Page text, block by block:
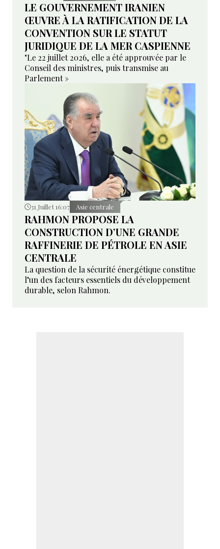
LE GOUVERNEMENT IRANIEN
ŒUVRE À LA RATIFICATION DE LA
CONVENTION SUR LE STATUT
JURIDIQUE DE LA MER CASPIENNE
"Le 22 juillet 2026, elle a été approuvée par le
Conseil des ministres, puis transmise au
Parlement »
31 Juillet 16:07 Asie centrale
RAHMON PROPOSE LA
CONSTRUCTION D’UNE GRANDE
RAFFINERIE DE PÉTROLE EN ASIE
CENTRALE
La question de la sécurité énergétique constitue
l’un des facteurs essentiels du développement
durable, selon Rahmon.